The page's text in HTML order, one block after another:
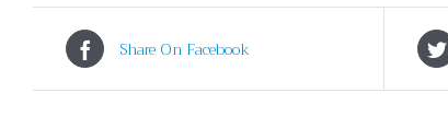
Share On Facebook